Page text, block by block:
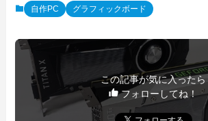
自作PC グラフィックボード
この記事が気に入ったら
フォローしてね！